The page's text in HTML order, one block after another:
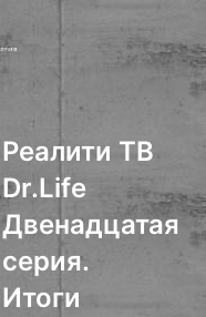
Реалити ТВ
Dr.Life
Двенадцатая
серия.
Итоги